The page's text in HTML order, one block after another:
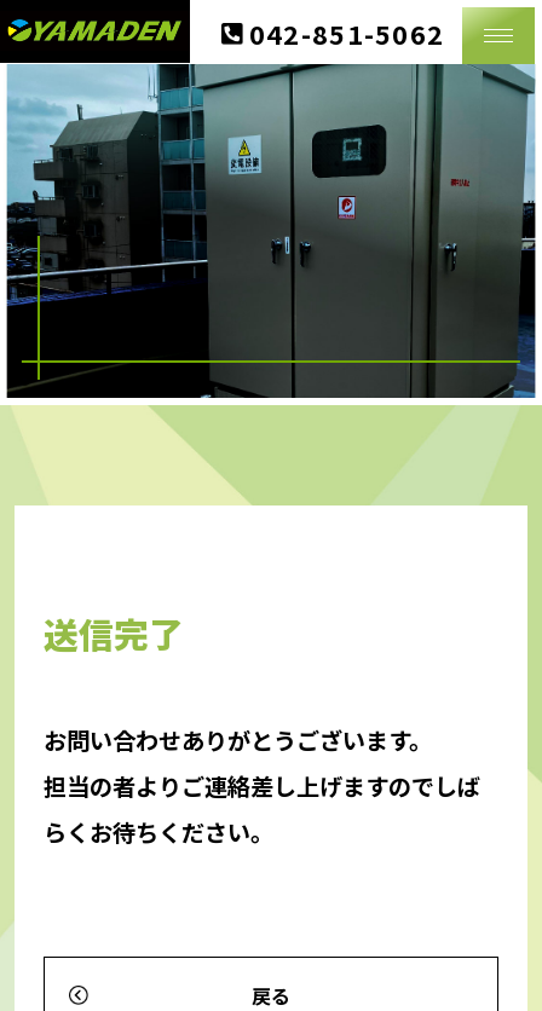
042-851-5062
送信完了
お問い合わせありがとうございます。
担当の者よりご連絡差し上げますのでしば
らくお待ちください。
戻る